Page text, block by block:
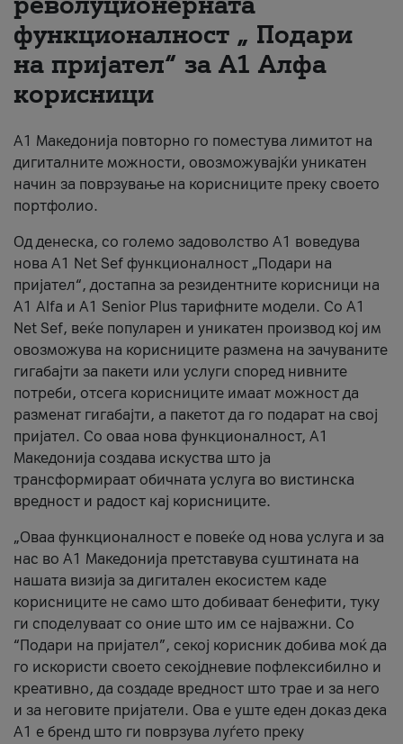
За нас
#ПодобарОнлајн
функционалност „ Подари
на пријател“ за А1 Алфа
корисници
А1 Македонија повторно го поместува лимитот на
дигиталните можности, овозможувајќи уникатен
начин за поврзување на корисниците преку своето
портфолио.
Од денеска, со големо задоволство А1 воведува
нова A1 Net Sef функционалност „Подари на
пријател“, достапна за резидентните корисници на
А1 Alfa и A1 Senior Plus тарифните модели. Со A1
Net Sef, веќе популарен и уникатен производ кој им
овозможува на корисниците размена на зачуваните
гигабајти за пакети или услуги според нивните
потреби, отсега корисниците имаат можност да
разменат гигабајти, а пакетот да го подарат на свој
пријател. Со оваа нова функционалност, А1
Македонија создава искуства што ја
трансформираат обичната услуга во вистинска
вредност и радост кај корисниците.
„Оваа функционалност е повеќе од нова услуга и за
нас во А1 Македонија претставува суштината на
нашата визија за дигитален екосистем каде
корисниците не само што добиваат бенефити, туку
ги споделуваат со оние што им се најважни. Со
“Подари на пријател”, секој корисник добива моќ да
го искористи своето секојдневие пофлексибилно и
креативно, да создаде вредност што трае и за него
и за неговите пријатели. Ова е уште еден доказ дека
А1 е бренд што ги поврзува луѓето преку